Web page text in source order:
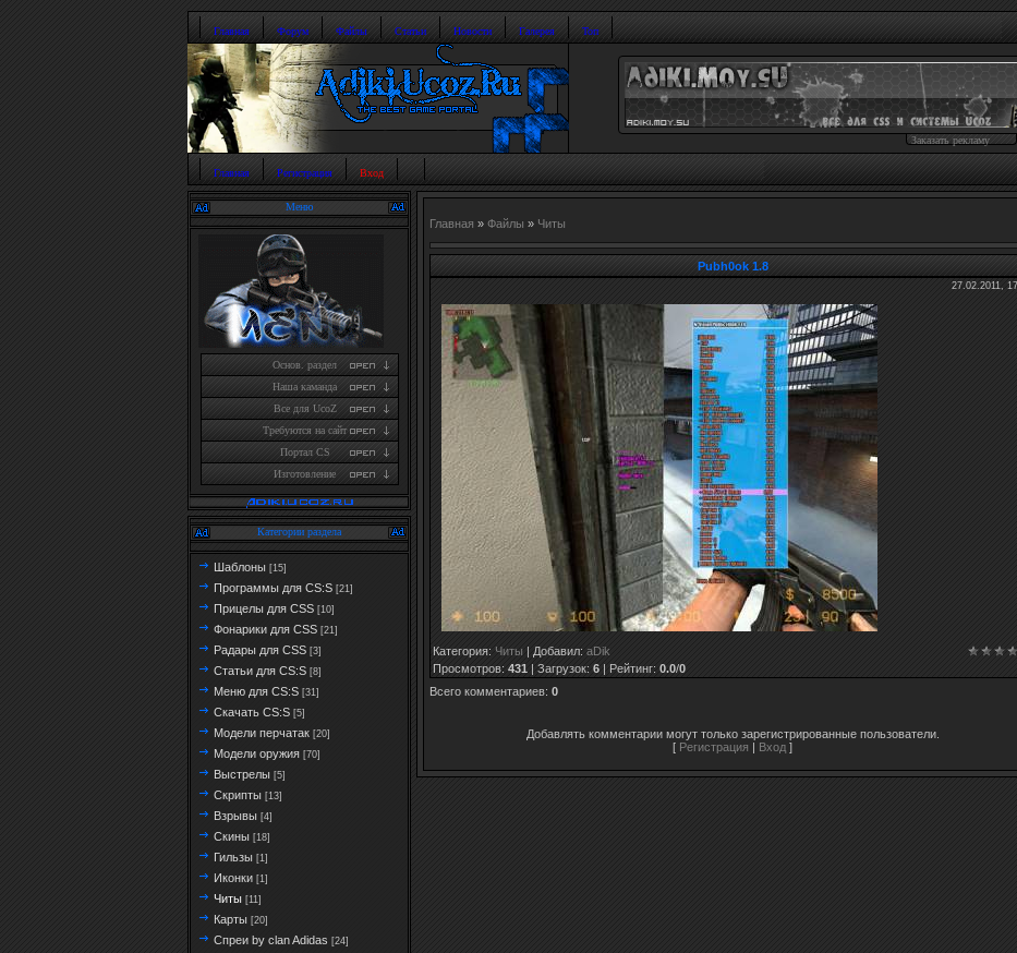
Главная Форум Файлы Статьи Новости Галерея Топ
Заказать рекламу
Главная Регистрация Вход
Меню
Основ. раздел
Наша каманда
Все для UcoZ
Требуются на сайт
Портал CS
Изготовление
Категории раздела
Шаблоны [15]
Программы для CS:S [21]
Прицелы для CSS [10]
Фонарики для CSS [21]
Радары для CSS [3]
Статьи для CS:S [8]
Меню для CS:S [31]
Скачать CS:S [5]
Модели перчатак [20]
Модели оружия [70]
Выстрелы [5]
Скрипты [13]
Взрывы [4]
Скины [18]
Гильзы [1]
Иконки [1]
Читы [11]
Карты [20]
Спреи by clan Adidas [24]
Главная » Файлы » Читы
Pubh0ok 1.8
27.02.2011,
Категория: Читы | Добавил: aDik
Просмотров: 431 | Загрузок: 6 | Рейтинг: 0.0/0
Всего комментариев: 0
Добавлять комментарии могут только зарегистрированные пользователи.
[ Регистрация | Вход ]